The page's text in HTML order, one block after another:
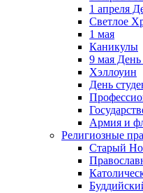
1 апреля
Светлое
1 мая
Каникулы
9 мая
Хэллоуин
День
Армия и
Религиозные
Старый